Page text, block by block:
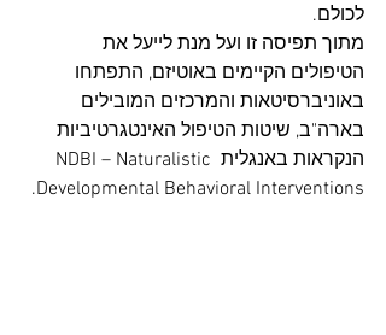
לכולם.
מתוך תפיסה זו ועל מנת לייעל את
הטיפולים הקיימים באוטיזם, התפתחו
באוניברסיטאות והמרכזים המובילים
בארה"ב, שיטות הטיפול האינטגרטיביות
הנקראות באנגלית NDBI – Naturalistic
Developmental Behavioral Interventions.